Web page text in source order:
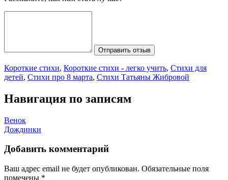
Отправить отзыв
Короткие стихи, Короткие стихи - легко учить, Стихи для
детей, Стихи про 8 марта, Стихи Татьяны Жибровой
Навигация по записям
Венок
Дождинки
Добавить комментарий
Ваш адрес email не будет опубликован. Обязательные поля
помечены *